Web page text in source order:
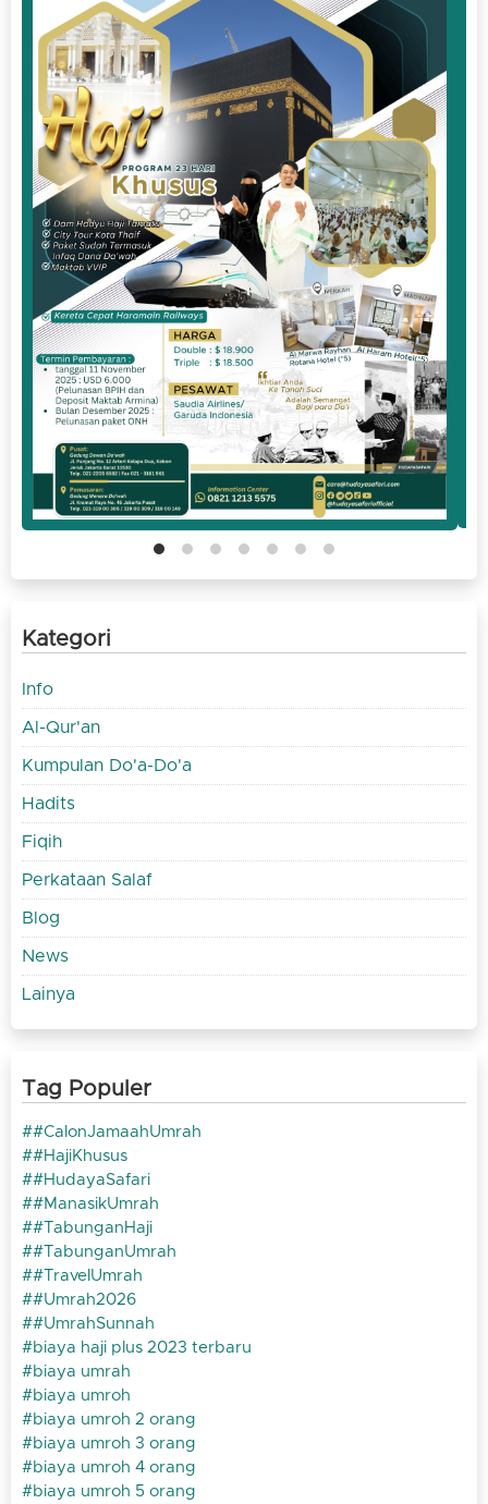
Kategori
Info
Al-Qur'an
Kumpulan Do'a-Do'a
Hadits
Fiqih
Perkataan Salaf
Blog
News
Lainya
Tag Populer
#CalonJamaahUmrah
#HajiKhusus
#HudayaSafari
#ManasikUmrah
#TabunganHaji
#TabunganUmrah
#TravelUmrah
#Umrah2026
#UmrahSunnah
biaya haji plus 2023 terbaru
biaya umrah
biaya umroh
biaya umroh 2 orang
biaya umroh 3 orang
biaya umroh 4 orang
biaya umroh 5 orang